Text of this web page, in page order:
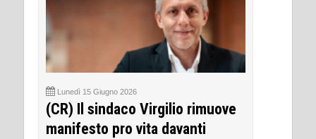
Lunedì 15 Giugno 2026
(CR) Il sindaco Virgilio rimuove
manifesto pro vita davanti